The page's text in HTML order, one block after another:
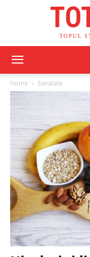
TOPUL
Home Sanatate